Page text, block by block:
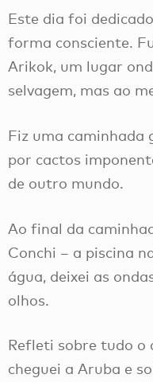
Este dia foi
forma consciente.
Arikok, um lugar
selvagem, mas ao
Fiz uma caminhada
por cactos
de outro mundo.
Ao final da
Conchi – a piscina
água, deixei as
olhos.
Refleti sobre tudo o
cheguei a Aruba e